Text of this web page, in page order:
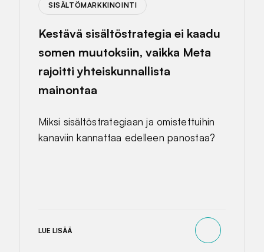
SISÄLTÖMARKKINOINTI
Kestävä sisältöstrategia ei kaadu
somen muutoksiin, vaikka Meta
rajoitti yhteiskunnallista
mainontaa
Miksi sisältöstrategiaan ja omistettuihin
kanaviin kannattaa edelleen panostaa?
LUE LISÄÄ